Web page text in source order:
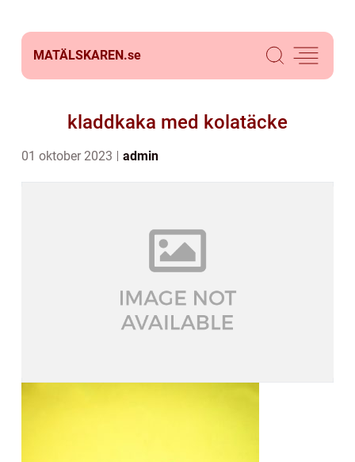
MATÄLSKAREN.se
kladdkaka med kolatäcke
01 oktober 2023 admin